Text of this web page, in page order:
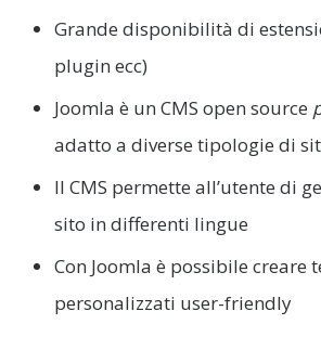
Grande disponibilità di
plugin ecc)
Joomla è un CMS open source
adatto a diverse tipologie di
Il CMS permette all’utente di
sito in differenti lingue
Con Joomla è possibile creare
personalizzati user-friendly